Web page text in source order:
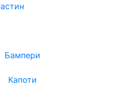
Бампери
Капоти